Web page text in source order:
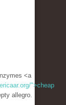
<a
">cheap
allegro.